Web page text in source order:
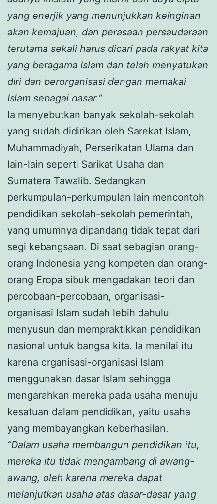
yang enerjik yang menunjukkan keinginan
akan kemajuan, dan perasaan persaudaraan
terutama sekali harus dicari pada rakyat kita
yang beragama Islam dan telah menyatukan
diri dan berorganisasi dengan memakai
Islam sebagai dasar.”
Ia menyebutkan banyak sekolah-sekolah
yang sudah didirikan oleh Sarekat Islam,
Muhammadiyah, Perserikatan Ulama dan
lain-lain seperti Sarikat Usaha dan
Sumatera Tawalib. Sedangkan
perkumpulan-perkumpulan lain mencontoh
pendidikan sekolah-sekolah pemerintah,
yang umumnya dipandang tidak tepat dari
segi kebangsaan. Di saat sebagian orang-
orang Indonesia yang kompeten dan orang-
orang Eropa sibuk mengadakan teori dan
percobaan-percobaan, organisasi-
organisasi Islam sudah lebih dahulu
menyusun dan mempraktikkan pendidikan
nasional untuk bangsa kita. Ia menilai itu
karena organisasi-organisasi Islam
menggunakan dasar Islam sehingga
mengarahkan mereka pada usaha menuju
kesatuan dalam pendidikan, yaitu usaha
yang membayangkan keberhasilan.
“Dalam usaha membangun pendidikan itu,
mereka itu tidak mengambang di awang-
awang, oleh karena mereka dapat
melanjutkan usaha atas dasar-dasar yang